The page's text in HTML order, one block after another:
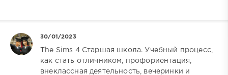
30/01/2023
The Sims 4 Старшая школа. Учебный процесс,
как стать отличником, профориентация,
внеклассная деятельность, вечеринки и